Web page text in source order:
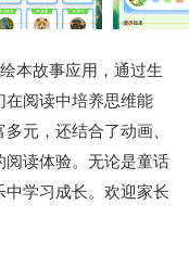
本故事应用，通过生
在阅读中培养思维能
元，还结合了动画、
读体验。无论是童话
学习成长。欢迎家长